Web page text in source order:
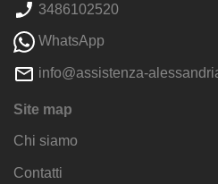
3486102520
WhatsApp
info@assistenza-
Site map
Chi siamo
Contatti